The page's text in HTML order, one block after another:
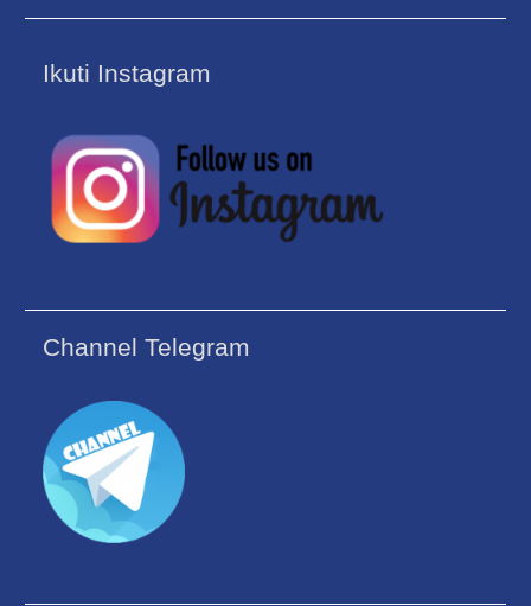
Ikuti Instagram
Channel Telegram